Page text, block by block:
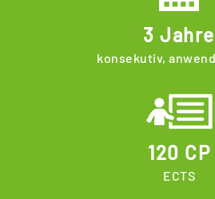
3 Jahre
konsekutiv,
120 CP
ECTS